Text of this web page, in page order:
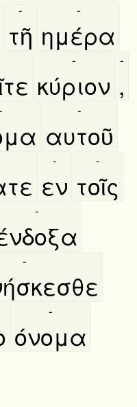
τῆ
-
ημέρα
-
κύριον
-
,
-
αυτοῦ
-
εν
-
τοῖς
-
-
-
όνομα
-